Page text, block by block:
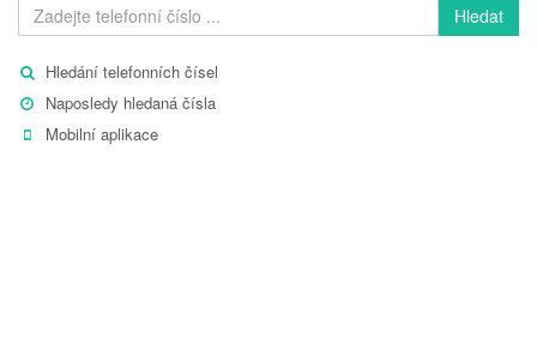
Hledat
Hledání telefonních čísel
Naposledy hledaná čísla
Mobilní aplikace